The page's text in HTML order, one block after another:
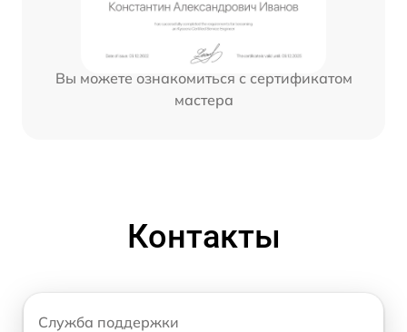
Вы можете ознакомиться с сертификатом
мастера
Контакты
Служба поддержки